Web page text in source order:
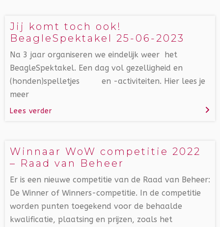
Jij komt toch ook!
BeagleSpektakel 25-06-2023
Na 3 jaar organiseren we eindelijk weer het
BeagleSpektakel. Een dag vol gezelligheid en
(honden)spelletjes en -activiteiten. Hier lees je
meer
Lees verder
Winnaar WoW competitie 2022
– Raad van Beheer
Er is een nieuwe competitie van de Raad van Beheer:
De Winner of Winners-competitie. In de competitie
worden punten toegekend voor de behaalde
kwalificatie, plaatsing en prijzen, zoals het